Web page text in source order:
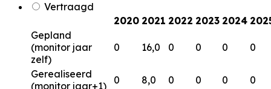
Vertraagd
2020 2021 2022 2023 2024
Gepland
(monitor jaar
zelf)
0 16,0 0 0 0 0
Gerealiseerd
(monitor jaar+1)
0 8,0 0 0 0
0